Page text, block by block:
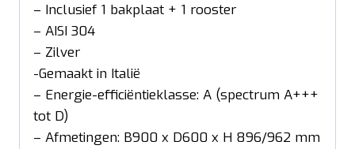
– Inclusief 1 bakplaat + 1 rooster
– AISI 304
– Zilver
-Gemaakt in Italië
– Energie-efficiëntieklasse: A (spectrum A+++
tot D)
– Afmetingen: B900 x D600 x H 896/962 mm